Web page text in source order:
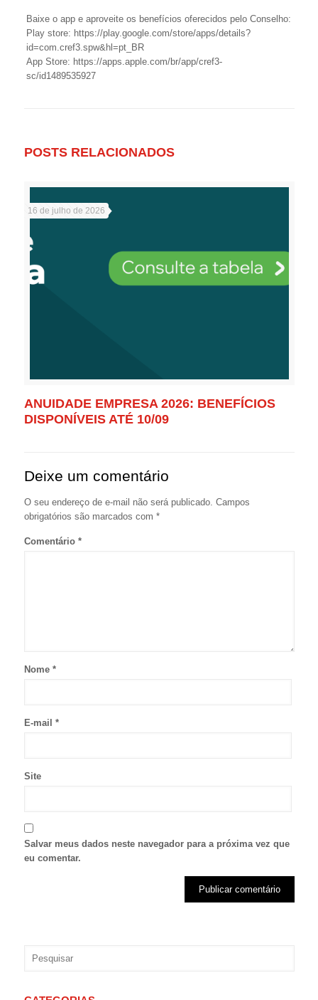
Baixe o app e aproveite os benefícios oferecidos pelo Conselho:
Play store: https://play.google.com/store/apps/details?
id=com.cref3.spw&hl=pt_BR
App Store: https://apps.apple.com/br/app/cref3-
sc/id1489535927
POSTS RELACIONADOS
16 de julho de 2026
ANUIDADE EMPRESA 2026: BENEFÍCIOS
DISPONÍVEIS ATÉ 10/09
Deixe um comentário
O seu endereço de e-mail não será publicado. Campos
obrigatórios são marcados com *
Comentário *
Nome *
E-mail *
Site
Salvar meus dados neste navegador para a próxima vez que
eu comentar.